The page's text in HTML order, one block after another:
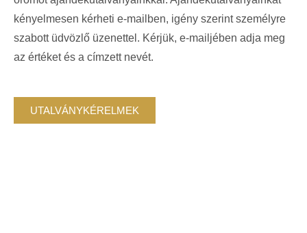
kényelmesen kérheti e-mailben, igény szerint személyre
szabott üdvözlő üzenettel. Kérjük, e-mailjében adja meg
az értéket és a címzett nevét.
UTALVÁNYKÉRELMEK